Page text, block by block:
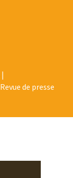
Revue de presse